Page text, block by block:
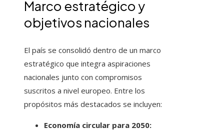
Marco estratégico y
objetivos nacionales
El país se consolidó dentro de un marco
estratégico que integra aspiraciones
nacionales junto con compromisos
suscritos a nivel europeo. Entre los
propósitos más destacados se incluyen:
Economía circular para 2050: